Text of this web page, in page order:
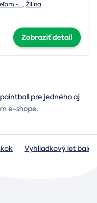
-...,Žilina
Zobraziť detail
pre jedného aj
e-shope.
Vyhliadkový let